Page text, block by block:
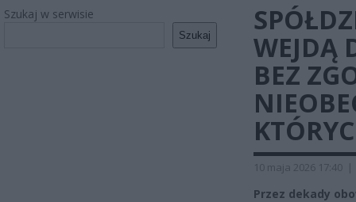
Szukaj w serwisie
Szukaj
WEJDĄ
BEZ
10 maja 2026 17:40 |
Przez dekady